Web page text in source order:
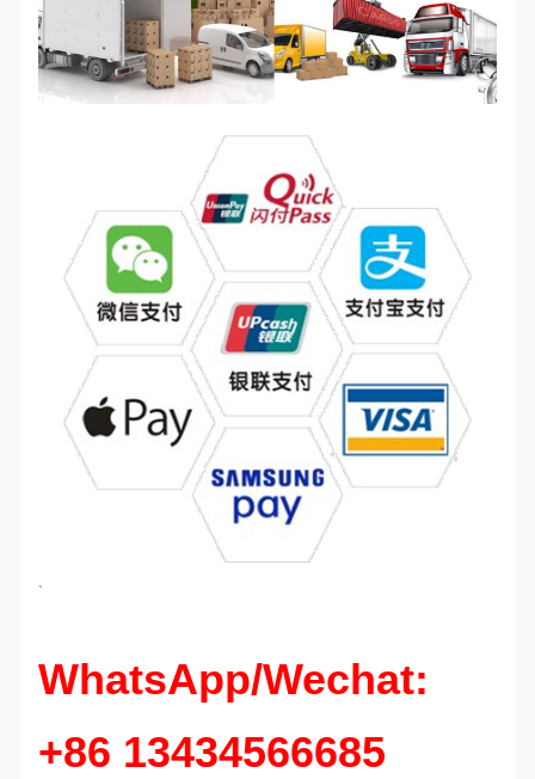
`
WhatsApp/Wechat:
+86 13434566685